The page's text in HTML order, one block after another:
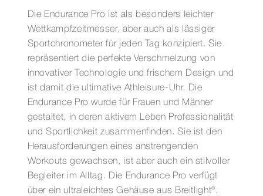
Die Endurance Pro ist als besonders leichter
Wettkampfzeitmesser, aber auch als lässiger
Sportchronometer für jeden Tag konzipiert. Sie
repräsentiert die perfekte Verschmelzung von
innovativer Technologie und frischem Design und
ist damit die ultimative Athleisure-Uhr. Die
Endurance Pro wurde für Frauen und Männer
gestaltet, in deren aktivem Leben Professionalität
und Sportlichkeit zusammenfinden. Sie ist den
Herausforderungen eines anstrengenden
Workouts gewachsen, ist aber auch ein stilvoller
Begleiter im Alltag. Die Endurance Pro verfügt
über ein ultraleichtes Gehäuse aus Breitlight®.